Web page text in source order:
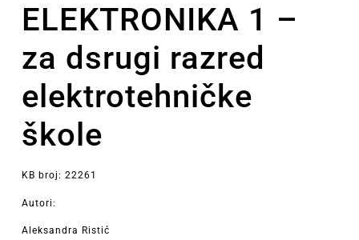
ELEKTRONIKA 1 –
za dsrugi razred
elektrotehničke
škole
KB broj: 22261
Autori:
Aleksandra Ristić